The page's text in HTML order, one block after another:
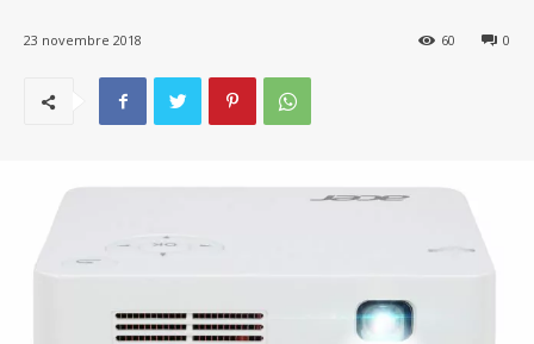
23 novembre 2018 0
60